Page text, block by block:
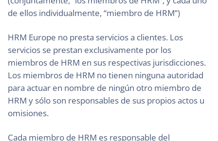
de ellos individualmente, “miembro de HRM”)
HRM Europe no presta servicios a clientes. Los
servicios se prestan exclusivamente por los
miembros de HRM en sus respectivas jurisdicciones.
Los miembros de HRM no tienen ninguna autoridad
para actuar en nombre de ningún otro miembro de
HRM y sólo son responsables de sus propios actos u
omisiones.
Cada miembro de HRM es responsable del